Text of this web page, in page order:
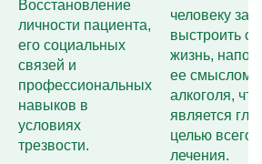
Восстановление
личности пациента,
его социальных
связей и
профессиональных
навыков в
условиях
трезвости.
человеку
выстроить
жизнь,
ее смыслом
алкоголя, что
является
целью всего
лечения.